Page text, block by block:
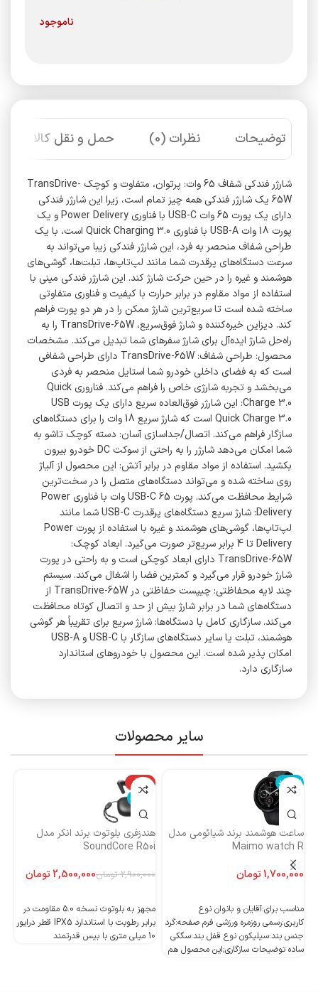
ناموجود
توضیحات نظرات (0) حمل و نقل کالا
شارژر فندکی شفاف 65 وات: پرتوان، متفاوت و کوچک TransDrive-
65W یک شارژر فندکی همه چیز تمام است، زیرا این شارژر فندکی
دارای یک پورت 65 وات USB-C با فناوری Power Delivery و یک
پورت 18 وات USB-A با فناوری Quick Charging 3.0 است، با یک
طراحی شفاف منحصر به فرد، این شارژر فندکی زیبا می‌تواند به
سرعت دستگاه‌های پرقدرت شما مانند لپ‌تاپ‌ها، تبلت‌ها، گوشی‌های
هوشمند و غیره را در حین حرکت شارژ کند. این شارژر فندکی مینی با
استفاده از مواد مقاوم در برابر حرارت با کیفیت و فناوری متفاوتی
ساخته شده است تا سریع‌ترین شارژ ممکن را در هر دو پورت فراهم
کند. دیزاین خیره‌کننده و شارژ فوق‌سریع، TransDrive-65W را به
راه‌حل شارژ ایده‌آل برای شارژ سفرهای شما تبدیل می‌کند. مشخصات
محصول: طراحی شفاف: TransDrive-65W دارای طراحی شفافی
است که به فضای داخلی خودرو شما استایل منحصر به فردی
می‌بخشد و تجربه شارژی خاص را فراهم می‌کند. فناروری Quick
Charge 3.0: این شارژر فوق‌العاده سریع دارای یک پورت USB
Quick Charge 3.0 است که شارژ سریع 18 وات را برای دستگاه‌های
سازگار فراهم می‌کند. اتصال/جداسازی آسان: دسته کوچک تاشو به
شما امکان می‌دهد شارژر را به راحتی از سوکت DC خودرو بیرون
بکشید. استفاده از مواد مقاوم در برابر آتش: این محصول از آلیاژ
روی ساخته شده و می‌تواند دستگاه‌های متصل را در سخت‌ترین
شرایط محافظت می‌کند. پورت USB-C 65 وات با فناوری Power
Delivery: شارژ سریع دستگاه‌های پرقدرت USB-C شما مانند
لپ‌تاپ‌ها، گوشی‌های هوشمند و غیره با استفاده از پورت Power
Delivery تا 4 برابر سریع‌تر صورت می‌گیرد. ابعاد کوچک:
TransDrive-65W دارای ابعاد کوچکی است و به راحتی در پورت
شارژ خودرو قرار می‌گیرد و کمترین فضا را اشغال می‌کند. سیستم
چند لایه محفاظتی: چیپست حفاظتی در TransDrive-65W از
دستگاه‌های شما در برابر شارژ بیش از حد و اتصال کوتاه محافظت
می‌کند. سازگاری کامل با دستگاه‌ها: شارژ سریع برای تقریباً هر گوشی
هوشمند، تبلت یا سایر دستگاه‌های سازگار با USB-C و USB-A
امکان پذیر شده است. این محصول با خودروهای استاندارد
سازگاری دارد.
سایر محصولات
ناموجود
ساعت هوشمند برند شیائومی مدل
Maimo watch R
تومان
مناسب برای:آقایان و بانوان نوع
کاربری:رسمی روزمره ورزشی فرم صفحه:گرد
جنس بند:سیلیکون نوع قفل بند:سگکی
ساده توضیحات سازگاری;این محصول هم
-14%
ناموجود
هندزفری بلوتوث برند انکر مدل
SoundCore R50i
2,900,000 تومان2,500,000تومان
مجهز به بلوتوث نسخه 5.0 مقاومت در
برابر رطوبت با استاندارد IPX5 قطر درایور
10 میلی متری با بیس قدرتمند